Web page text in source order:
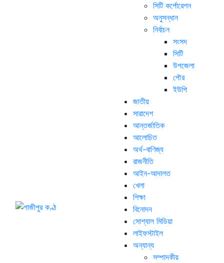
সিটি কর্পোরেশন
অনুসন্ধান
নির্বাচন
সংসদ
সিটি
উপজেলা
পৌর
ইউপি
জাতীয়
সারাদেশ
আন্তর্জাতিক
আলোচিত
অর্থ-বাণিজ্য
রাজনীতি
আইন-আদালত
খেলা
শিক্ষা
বিনোদন
সোশ্যাল মিডিয়া
লাইফস্টাইল
অন্যান্য
সম্পাদকীয়